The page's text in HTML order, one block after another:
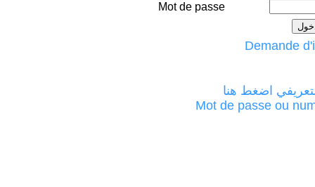
Mot de passe
اضغط هنا
Mot de passe ou